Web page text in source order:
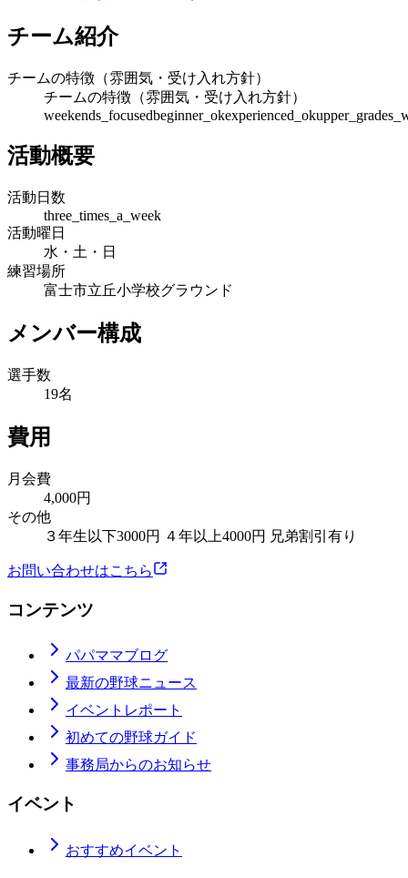
チーム紹介
チームの特徴（雰囲気・受け入れ方針）
チームの特徴（雰囲気・受け入れ方針）
weekends_focusedbeginner_okexperienced_ok
活動概要
活動日数
three_times_a_week
活動曜日
水・土・日
練習場所
富士市立丘小学校グラウンド
メンバー構成
選手数
19名
費用
月会費
4,000円
その他
３年生以下3000円 ４年以上4000円 兄弟割引有り
お問い合わせはこちら
コンテンツ
パパママブログ
最新の野球ニュース
イベントレポート
初めての野球ガイド
事務局からのお知らせ
イベント
おすすめイベント